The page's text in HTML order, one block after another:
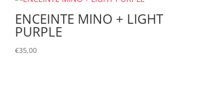
ENCEINTE MINO + LIGHT
PURPLE
€35,00